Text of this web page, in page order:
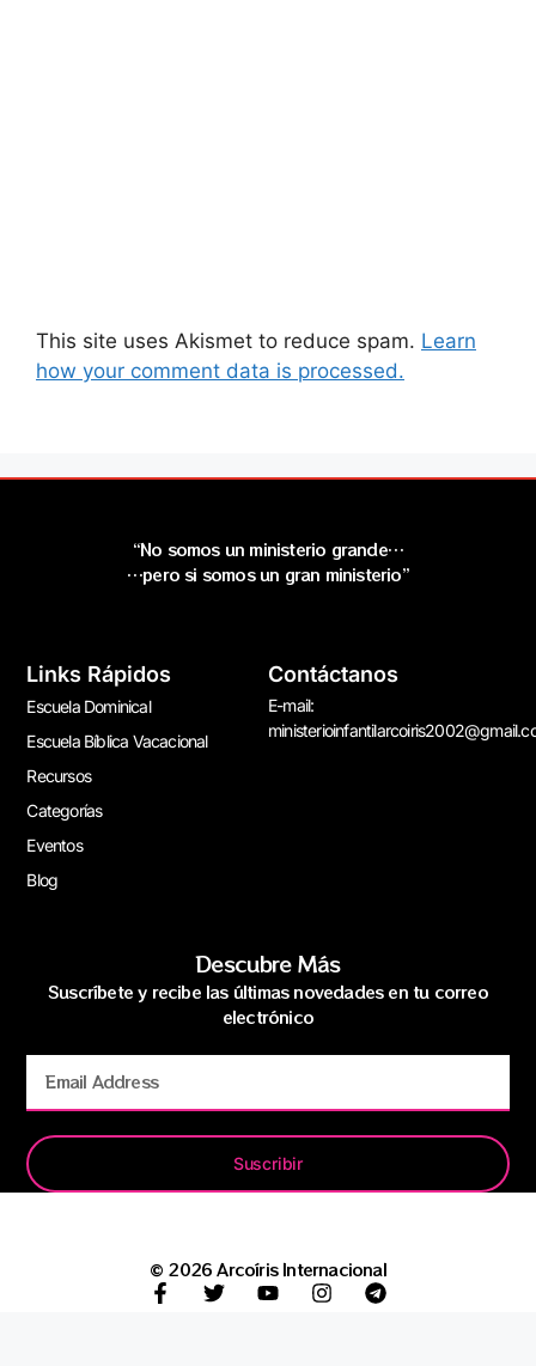
This site uses Akismet to reduce spam. Learn
how your comment data is processed.
“No somos un ministerio grande…
…pero si somos un gran ministerio”
Links Rápidos
Escuela Dominical
Escuela Bíblica Vacacional
Recursos
Categorías
Eventos
Blog
Contáctanos
E-mail:
Descubre Más
Suscríbete y recibe las últimas novedades en tu correo
electrónico
Suscribir
© 2026 Arcoíris Internacional